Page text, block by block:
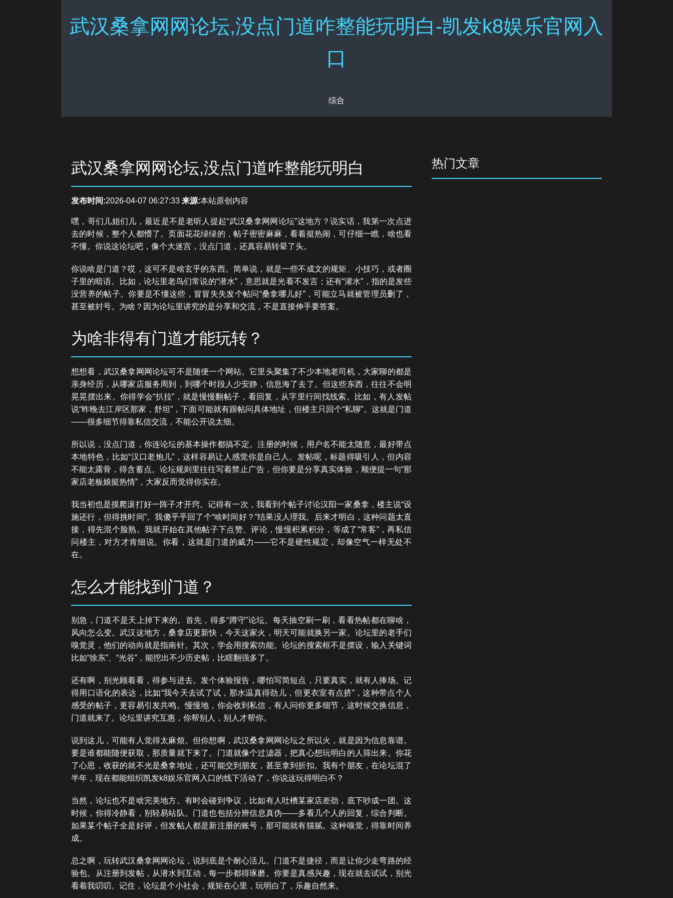
武汉桑拿网网论坛,没点门道咋整能玩明白-凯发k8娱乐官网入
口
综合
武汉桑拿网网论坛,没点门道咋整能玩明白
发布时间:2026-04-07 06:27:33 来源:本站原创内容
嘿，哥们儿姐们儿，最近是不是老听人提起“武汉桑拿网网论坛”这地方？说实话，我第一次点进
去的时候，整个人都懵了。页面花花绿绿的，帖子密密麻麻，看着挺热闹，可仔细一瞧，啥也看
不懂。你说这论坛吧，像个大迷宫，没点门道，还真容易转晕了头。
你说啥是门道？哎，这可不是啥玄乎的东西。简单说，就是一些不成文的规矩、小技巧，或者圈
子里的暗语。比如，论坛里老鸟们常说的“潜水”，意思就是光看不发言；还有“灌水”，指的是发些
没营养的帖子。你要是不懂这些，冒冒失失发个帖问“桑拿哪儿好”，可能立马就被管理员删了，
甚至被封号。为啥？因为论坛里讲究的是分享和交流，不是直接伸手要答案。
为啥非得有门道才能玩转？
想想看，武汉桑拿网网论坛可不是随便一个网站。它里头聚集了不少本地老司机，大家聊的都是
亲身经历，从哪家店服务周到，到哪个时段人少安静，信息海了去了。但这些东西，往往不会明
晃晃摆出来。你得学会“扒拉”，就是慢慢翻帖子，看回复，从字里行间找线索。比如，有人发帖
说“昨晚去江岸区那家，舒坦”，下面可能就有跟帖问具体地址，但楼主只回个“私聊”。这就是门道
——很多细节得靠私信交流，不能公开说太细。
所以说，没点门道，你连论坛的基本操作都搞不定。注册的时候，用户名不能太随意，最好带点
本地特色，比如“汉口老炮儿”，这样容易让人感觉你是自己人。发帖呢，标题得吸引人，但内容
不能太露骨，得含蓄点。论坛规则里往往写着禁止广告，但你要是分享真实体验，顺便提一句“那
家店老板娘挺热情”，大家反而觉得你实在。
我当初也是摸爬滚打好一阵子才开窍。记得有一次，我看到个帖子讨论汉阳一家桑拿，楼主说“设
施还行，但得挑时间”。我傻乎乎回了个“啥时间好？”结果没人理我。后来才明白，这种问题太直
接，得先混个脸熟。我就开始在其他帖子下点赞、评论，慢慢积累积分，等成了“常客”，再私信
问楼主，对方才肯细说。你看，这就是门道的威力——它不是硬性规定，却像空气一样无处不
在。
怎么才能找到门道？
别急，门道不是天上掉下来的。首先，得多“蹲守”论坛。每天抽空刷一刷，看看热帖都在聊啥，
风向怎么变。武汉这地方，桑拿店更新快，今天这家火，明天可能就换另一家。论坛里的老手们
嗅觉灵，他们的动向就是指南针。其次，学会用搜索功能。论坛的搜索框不是摆设，输入关键词
比如“徐东”、“光谷”，能挖出不少历史帖，比瞎翻强多了。
还有啊，别光顾着看，得参与进去。发个体验报告，哪怕写简短点，只要真实，就有人捧场。记
得用口语化的表达，比如“我今天去试了试，那水温真得劲儿，但更衣室有点挤”，这种带点个人
感受的帖子，更容易引发共鸣。慢慢地，你会收到私信，有人问你更多细节，这时候交换信息，
门道就来了。论坛里讲究互惠，你帮别人，别人才帮你。
说到这儿，可能有人觉得太麻烦。但你想啊，武汉桑拿网网论坛之所以火，就是因为信息靠谱。
要是谁都能随便获取，那质量就下来了。门道就像个过滤器，把真心想玩明白的人筛出来。你花
了心思，收获的就不光是桑拿地址，还可能交到朋友，甚至拿到折扣。我有个朋友，在论坛混了
半年，现在都能组织凯发k8娱乐官网入口的线下活动了，你说这玩得明白不？
当然，论坛也不是啥完美地方。有时会碰到争议，比如有人吐槽某家店差劲，底下吵成一团。这
时候，你得冷静看，别轻易站队。门道也包括分辨信息真伪——多看几个人的回复，综合判断。
如果某个帖子全是好评，但发帖人都是新注册的账号，那可能就有猫腻。这种嗅觉，得靠时间养
成。
总之啊，玩转武汉桑拿网网论坛，说到底是个耐心活儿。门道不是捷径，而是让你少走弯路的经
验包。从注册到发帖，从潜水到互动，每一步都得琢磨。你要是真感兴趣，现在就去试试，别光
看着我叨叨。记住，论坛是个小社会，规矩在心里，玩明白了，乐趣自然来。
热门文章